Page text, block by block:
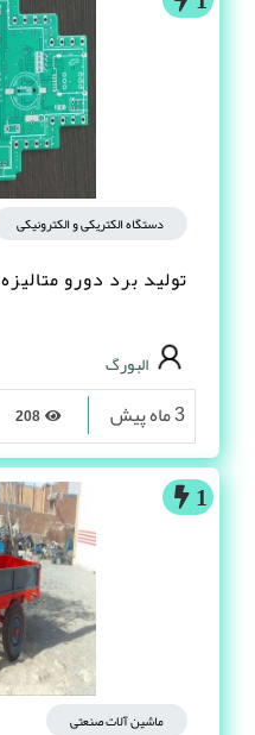
دستگاه الکتریکی و الکترونیکی
تولید برد دورو متالیزه
البورگ
3 ماه پیش
1
ماشین آلات صنعتی